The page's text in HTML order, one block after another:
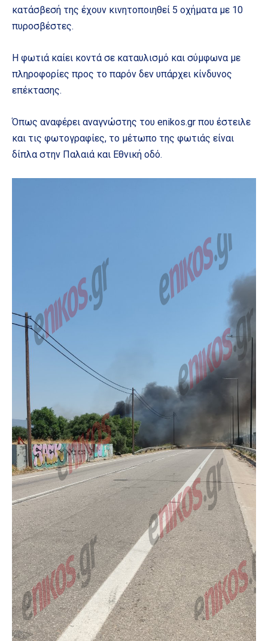
κατάσβεσή της έχουν κινητοποιηθεί 5 οχήματα με 10
πυροσβέστες.
Η φωτιά καίει κοντά σε καταυλισμό και σύμφωνα με
πληροφορίες προς το παρόν δεν υπάρχει κίνδυνος
επέκτασης.
Όπως αναφέρει αναγνώστης του enikos.gr που έστειλε
και τις φωτογραφίες, το μέτωπο της φωτιάς είναι
δίπλα στην Παλαιά και Εθνική οδό.